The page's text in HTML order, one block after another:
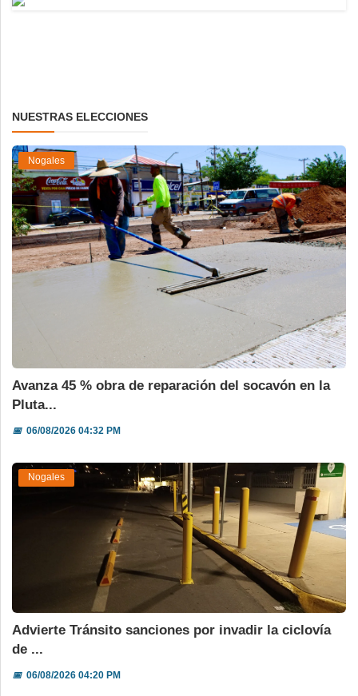
NUESTRAS ELECCIONES
Nogales
Avanza 45 % obra de reparación del socavón en la
Pluta...
📅06/08/2026 04:32 PM
Nogales
Advierte Tránsito sanciones por invadir la ciclovía
de ...
📅06/08/2026 04:20 PM